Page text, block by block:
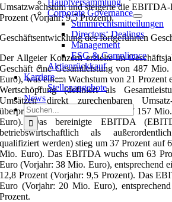
Hauptversammlung
Corporate Governance
Stimmrechtsmitteilungen
Directors‘ Dealings
Management
ESG & Compliance
Aktienrückkauf
Karriere
Stellenangebote
News
Suche
nach:
Umsatzwachstum und steigerte die
Prozent (Vorjahr: 9,5 Prozent).
Geschäftsentwicklung des fortgeführten
Der Allgeier Konzern erzielte im
Geschäft eine Gesamtleistung von 487
Euro), was einem Wachstum von 21 Prozent
Wertschöpfung (definiert als
Umsätzen direkt zurechenbaren
überproportional um 22 Prozent auf 157
Euro). Das bereinigte EBITDA
betriebswirtschaftlich als
qualifiziert werden) stieg um 37 Prozent auf
Mio. Euro). Das EBITDA wuchs um 63
Euro (Vorjahr: 38 Mio. Euro), entsprechend
12,8 Prozent (Vorjahr: 9,5 Prozent). Das
Euro (Vorjahr: 20 Mio. Euro),
Prozent.